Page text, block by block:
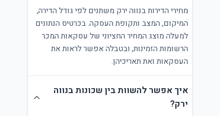
מחירי הדירות בנווה ירק משתנים לפי גודל הדירה,
המיקום, המצב ותקופת העסקה. בכרטיס הנתונים
למעלה מוצג המחיר החציוני של עסקאות המכר
הרשומות הזמינות, ובטבלה אפשר לראות את
העסקאות ואת תאריכיהן.
איך אפשר להשוות בין שכונות בנווה
ירק?